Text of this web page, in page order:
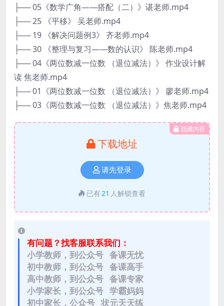
├── 05《数学广角——搭配（二）》谌老师.mp4
├── 25 《平移》 吴老师.mp4
├── 19 《解决问题例3》 齐老师.mp4
├── 30 《整理与复习——数的认识》 陈老师.mp4
├── 04《两位数减一位数 （退位减法）》 作业设计解
读 焦老师.mp4
├── 01《两位数减一位数 （退位减法）》 廖老师.mp4
├── 03《两位数减一位数 （退位减法）》焦老师.mp4
隐藏内容
下载地址
请先登录
已有21 人解锁查看
有问题？找客服联系我们：
小学教师，到公众号 备课无忧
初中教师，到公众号 备课高手
高中教师，到公众号 备课专家
小学家长，到公众号 学霸妈妈
初中家长，公众号 状元天天练